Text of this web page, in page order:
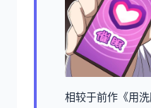
相较于前作《用